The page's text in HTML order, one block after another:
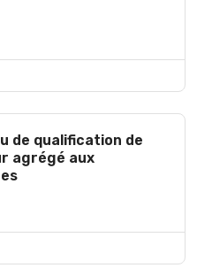
de qualification de
agrégé aux